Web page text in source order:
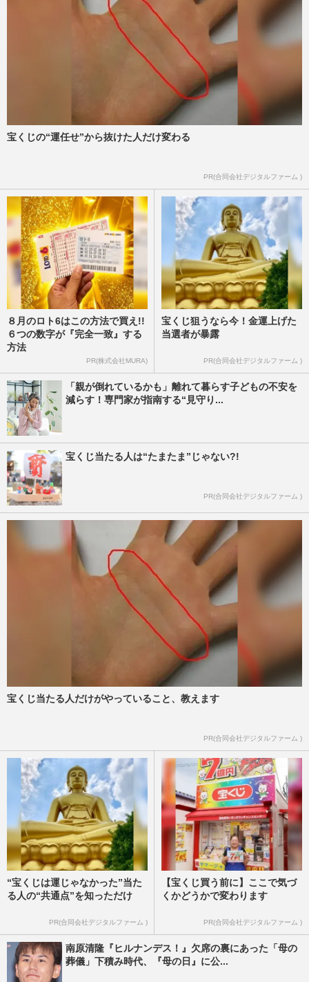
宝くじの“運任せ”から抜けた人だけ変わる
PR(合同会社デジタルファーム )
８月のロト6はこの方法で買え!!
６つの数字が『完全一致』する
方法
PR(株式会社MURA)
宝くじ狙うなら今！金運上げた
当選者が暴露
PR(合同会社デジタルファーム )
「親が倒れているかも」離れて暮らす子どもの不安を
減らす！専門家が指南する“見守り...
宝くじ当たる人は“たまたま”じゃない?!
PR(合同会社デジタルファーム )
宝くじ当たる人だけがやっていること、教えます
PR(合同会社デジタルファーム )
“宝くじは運じゃなかった”当た
る人の“共通点”を知っただけ
PR(合同会社デジタルファーム )
【宝くじ買う前に】ここで気づ
くかどうかで変わります
PR(合同会社デジタルファーム )
南原清隆『ヒルナンデス！』欠席の裏にあった「母の
葬儀」下積み時代、『母の日』に公...